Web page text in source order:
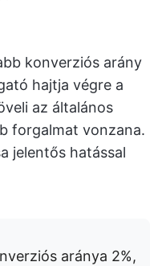
konverziós arány
hajtja végre a
az általános
forgalmat vonzana.
jelentős hatással
aránya 2%,